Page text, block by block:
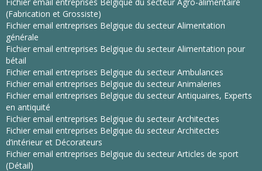
(Fabrication et Grossiste)
Fichier email entreprises Belgique du secteur Alimentation
générale
Fichier email entreprises Belgique du secteur Alimentation pour
bétail
Fichier email entreprises Belgique du secteur Ambulances
Fichier email entreprises Belgique du secteur Animaleries
Fichier email entreprises Belgique du secteur Antiquaires, Experts
en antiquité
Fichier email entreprises Belgique du secteur Architectes
Fichier email entreprises Belgique du secteur Architectes
d’intérieur et Décorateurs
Fichier email entreprises Belgique du secteur Articles de sport
(Détail)